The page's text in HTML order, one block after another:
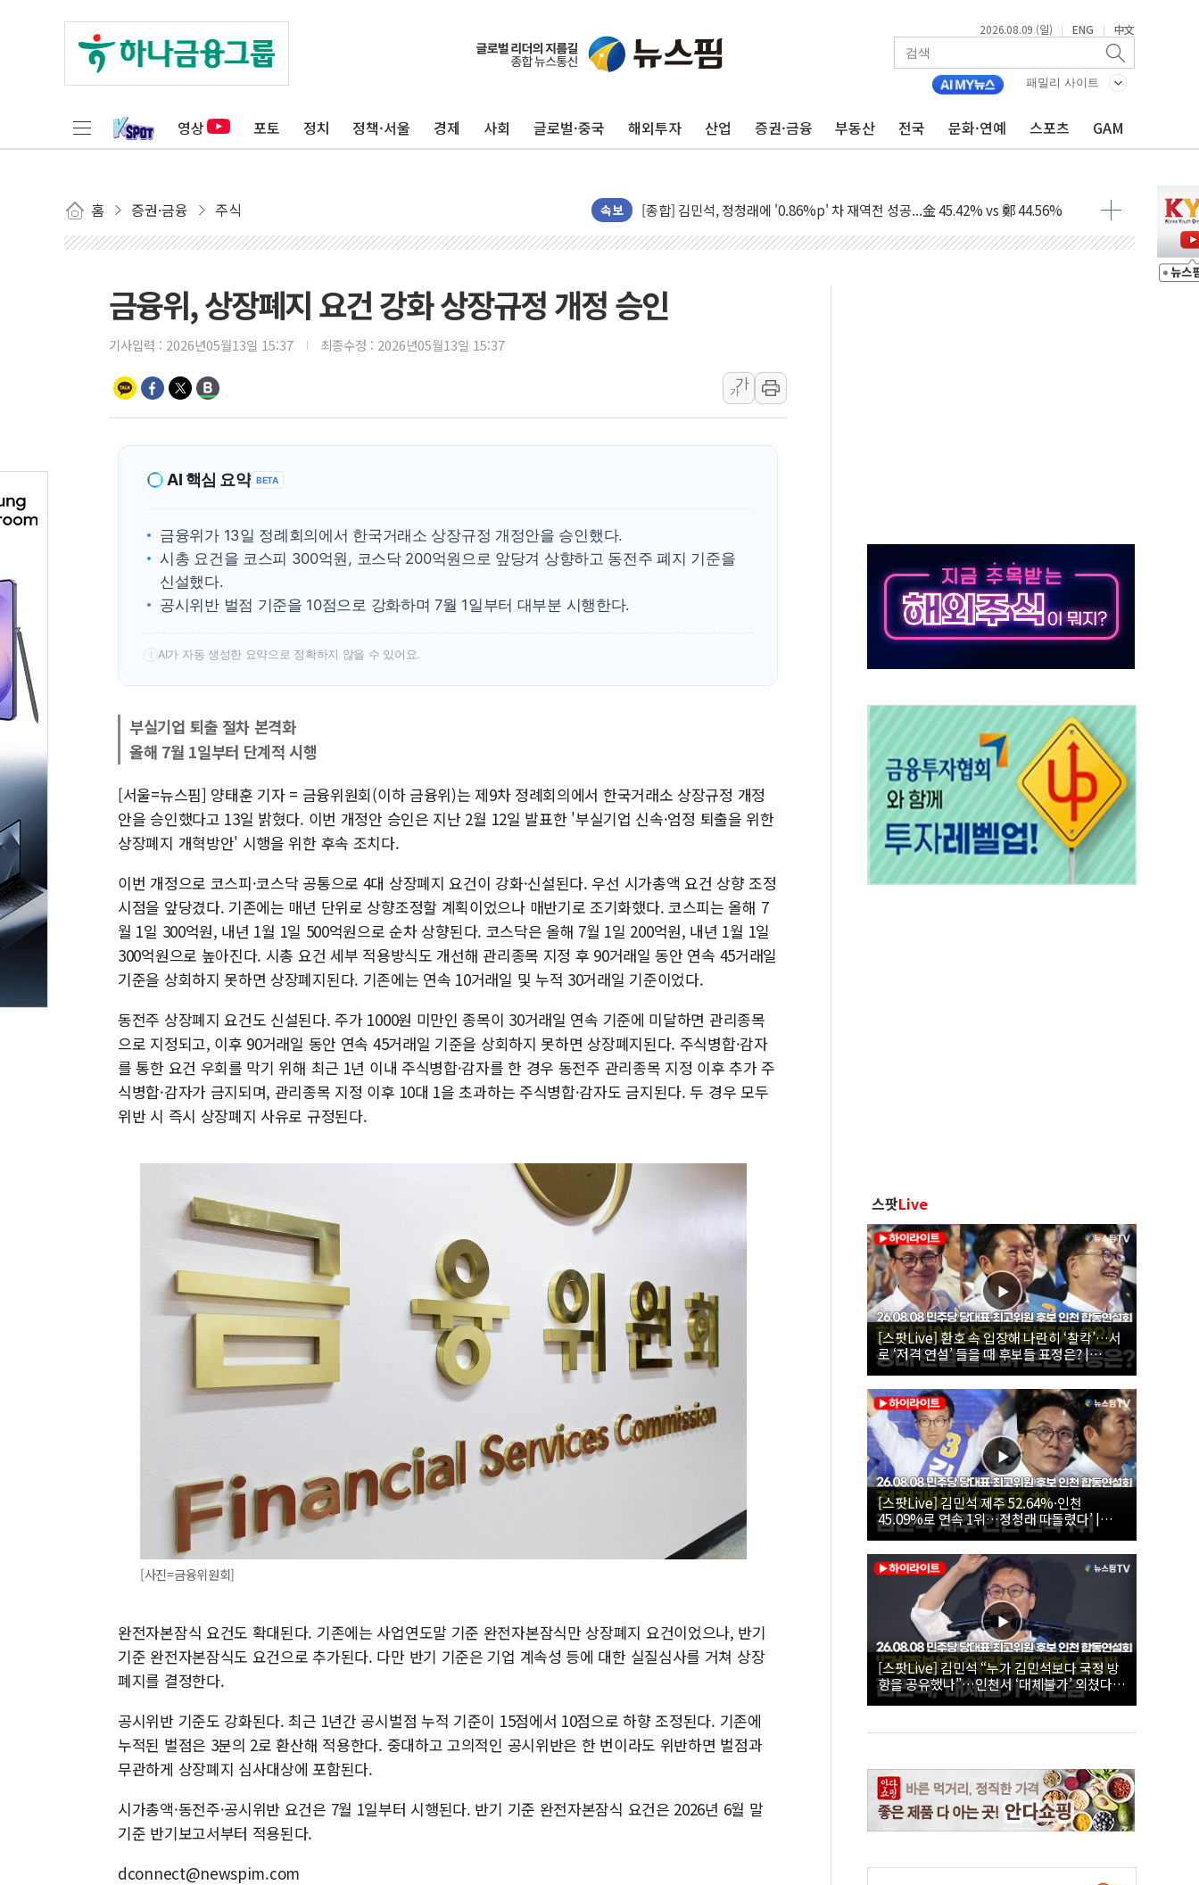
2026.08.09 (일) | ENG | 中文
패밀리 사이트
영상 포토 정치 정책·서울 경제 사회 글로벌·중국 해외투자 산업 증권·금융 부동산 전국 문화·연예 스포츠 GAM
홈 증권·금융 주식 속보
포항시 재난예산 40억 긴급 투입…고수온 양식장 복구·지원 '총력'
울진·영덕 '호우특보'-포항 '산사태 주의보'...경북도, 호우 피해·통제구간 없어
인천 합동연설회 나선 송영길·정청래·김민석 당대표 후보
김민석, 2주차 제주·인천 경선서 정청래에 승리...47.75% vs 42.08%
[속보] 민주, 제주·인천 경선 결과 발표...김민석 47.75% 정청래 42.08%
[속보] 민주, 인천 경선 결과 발표...김민석 45.09% 정청래 43.27% 송영길 11.63%
이번주 국내 주요 금융일정(8.10~8.14)
美, 이란전 출구전략 만지작…공습 한계·탄약 부족 현실화
강릉·동해·삼척 시간당 최대 50㎜ 폭우…강원 동해안 강한 비 이어져
폐기물 수거하다 참변…60대 환경미화원 수거차에 치여 사망
추미애, '위안부' 피해자 기림의 날 참석..."국제적 시민 연대로 목소리 내야"
인천 선재도 갯벌서 해루질 중 실종 60대 나흘만에 숨진 채 발견
인천서 말다툼 중 어머니 흉기 살해 10대 아들 체포
'화합' 꺼낸 김민석에 '뻔뻔' 받아친 정청래…제주 연설서 신경전 고조
금융위, 상장폐지 요건 강화 상장규정 개정 승인
기사입력 : 2026년05월13일 15:37 최종수정 : 2026년05월13일 15:37
가
가
AI 핵심 요약 BETA
금융위가 13일 정례회의에서 한국거래소 상장규정 개정안을 승인했다.
시총 요건을 코스피 300억원, 코스닥 200억원으로 앞당겨 상향하고 동전주 폐지 기준을
신설했다.
공시위반 벌점 기준을 10점으로 강화하며 7월 1일부터 대부분 시행한다.
! AI가 자동 생성한 요약으로 정확하지 않을 수 있어요.
부실기업 퇴출 절차 본격화
올해 7월 1일부터 단계적 시행
[서울=뉴스핌] 양태훈 기자 = 금융위원회(이하 금융위)는 제9차 정례회의에서 한국거래소 상장규정 개정
안을 승인했다고 13일 밝혔다. 이번 개정안 승인은 지난 2월 12일 발표한 '부실기업 신속·엄정 퇴출을 위한
상장폐지 개혁방안' 시행을 위한 후속 조치다.
이번 개정으로 코스피·코스닥 공통으로 4대 상장폐지 요건이 강화·신설된다. 우선 시가총액 요건 상향 조정
시점을 앞당겼다. 기존에는 매년 단위로 상향조정할 계획이었으나 매반기로 조기화했다. 코스피는 올해 7
월 1일 300억원, 내년 1월 1일 500억원으로 순차 상향된다. 코스닥은 올해 7월 1일 200억원, 내년 1월 1일
300억원으로 높아진다. 시총 요건 세부 적용방식도 개선해 관리종목 지정 후 90거래일 동안 연속 45거래일
기준을 상회하지 못하면 상장폐지된다. 기존에는 연속 10거래일 및 누적 30거래일 기준이었다.
동전주 상장폐지 요건도 신설된다. 주가 1000원 미만인 종목이 30거래일 연속 기준에 미달하면 관리종목
으로 지정되고, 이후 90거래일 동안 연속 45거래일 기준을 상회하지 못하면 상장폐지된다. 주식병합·감자
를 통한 요건 우회를 막기 위해 최근 1년 이내 주식병합·감자를 한 경우 동전주 관리종목 지정 이후 추가 주
식병합·감자가 금지되며, 관리종목 지정 이후 10대 1을 초과하는 주식병합·감자도 금지된다. 두 경우 모두
위반 시 즉시 상장폐지 사유로 규정된다.
[사진=금융위원회]
완전자본잠식 요건도 확대된다. 기존에는 사업연도말 기준 완전자본잠식만 상장폐지 요건이었으나, 반기
기준 완전자본잠식도 요건으로 추가된다. 다만 반기 기준은 기업 계속성 등에 대한 실질심사를 거쳐 상장
폐지를 결정한다.
공시위반 기준도 강화된다. 최근 1년간 공시벌점 누적 기준이 15점에서 10점으로 하향 조정된다. 기존에
누적된 벌점은 3분의 2로 환산해 적용한다. 중대하고 고의적인 공시위반은 한 번이라도 위반하면 벌점과
무관하게 상장폐지 심사대상에 포함된다.
시가총액·동전주·공시위반 요건은 7월 1일부터 시행된다. 반기 기준 완전자본잠식 요건은 2026년 6월 말
기준 반기보고서부터 적용된다.
dconnect@newspim.com
스팟Live
[스팟Live] 환호 속 입장해 나란히 ‘찰칵’…서
로 ‘저격 연설’ 들을 때 후보들 표정은? |
26.08.08 더불어민주당 당대표·최고위원 후
보 인천 합동연설회
[스팟Live] 김민석 제주 52.64%·인천
45.09%로 연속 1위…정청래 따돌렸다’ |
26.08.08 더불어민주당 당대표·최고위원 후
보 인천 합동연설회
[스팟Live] 김민석 “누가 김민석보다 국정 방
향을 공유했나”…인천서 ‘대체불가’ 외쳤다 |
26.08.08 더불어민주당 당대표·최고위원 후